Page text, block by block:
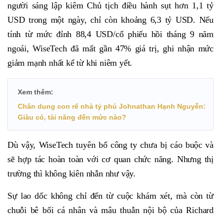
người sáng lập kiêm Chủ tịch điều hành sụt hơn 1,1 tỷ
USD trong một ngày, chỉ còn khoảng 6,3 tỷ USD. Nếu
tính từ mức đỉnh 88,4 USD/cổ phiếu hồi tháng 9 năm
ngoái, WiseTech đã mất gần 47% giá trị, ghi nhận mức
giảm mạnh nhất kể từ khi niêm yết.
Xem thêm:
Chân dung con rể nhà tỷ phú Johnathan Hạnh Nguyễn:
Giàu có, tài năng đến mức nào?
Dù vậy, WiseTech tuyên bố công ty chưa bị cáo buộc và
sẽ hợp tác hoàn toàn với cơ quan chức năng. Nhưng thị
trường thì không kiên nhẫn như vậy.
Sự lao dốc không chỉ đến từ cuộc khám xét, mà còn từ
chuỗi bê bối cá nhân và mâu thuẫn nội bộ của Richard